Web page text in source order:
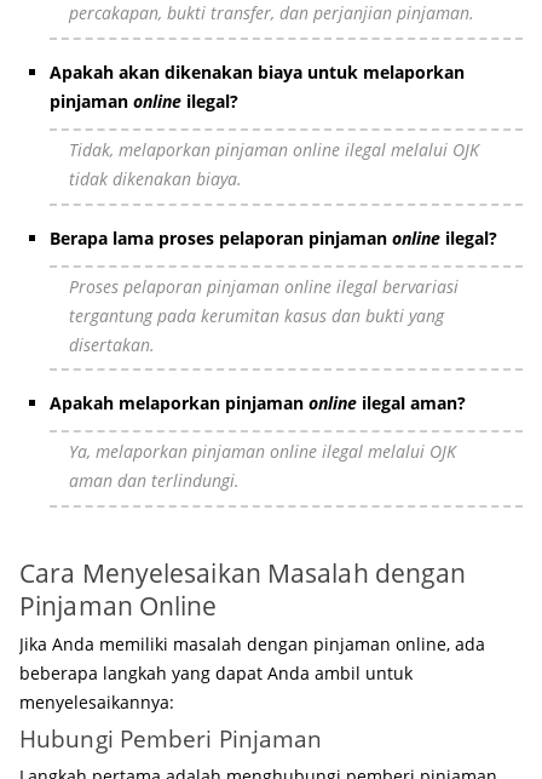
percakapan, bukti transfer, dan perjanjian pinjaman.
Apakah akan dikenakan biaya untuk melaporkan
pinjaman online ilegal?
Tidak, melaporkan pinjaman online ilegal melalui OJK
tidak dikenakan biaya.
Berapa lama proses pelaporan pinjaman online ilegal?
Proses pelaporan pinjaman online ilegal bervariasi
tergantung pada kerumitan kasus dan bukti yang
disertakan.
Apakah melaporkan pinjaman online ilegal aman?
Ya, melaporkan pinjaman online ilegal melalui OJK
aman dan terlindungi.
Cara Menyelesaikan Masalah dengan
Pinjaman Online
Jika Anda memiliki masalah dengan pinjaman online, ada
beberapa langkah yang dapat Anda ambil untuk
menyelesaikannya:
Hubungi Pemberi Pinjaman